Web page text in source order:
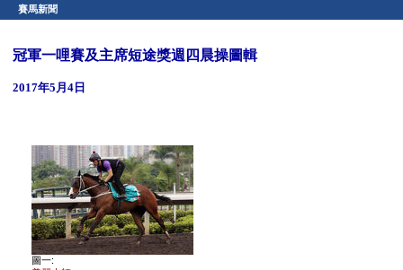
賽馬新聞
冠軍一哩賽及主席短途獎週四晨操圖輯
2017年5月4日
圖一: